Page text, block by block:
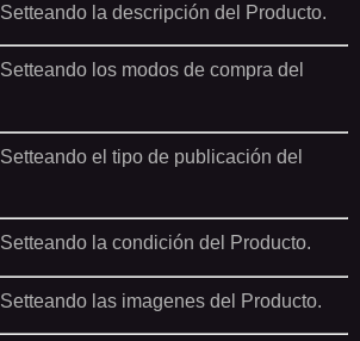
Setteando la descripción del Producto.
Setteando los modos de compra del
Setteando el tipo de publicación del
Setteando la condición del Producto.
Setteando las imagenes del Producto.